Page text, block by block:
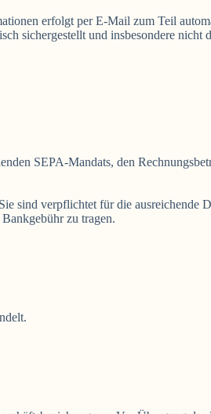
erfolgt per E-Mail zum Teil
sichergestellt und insbesondere nicht
SEPA-Mandats, den
sind verpflichtet für die ausreichende
zu tragen.